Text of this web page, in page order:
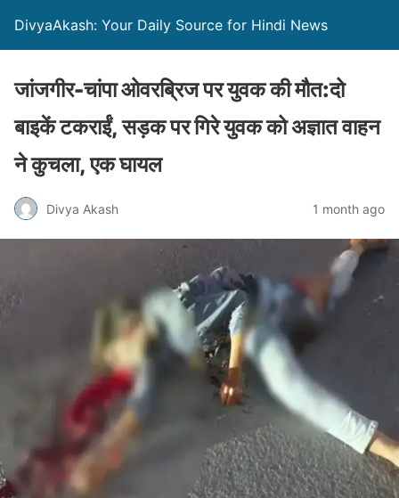
DivyaAkash: Your Daily Source for Hindi News
जांजगीर-चांपा ओवरब्रिज पर युवक की मौत:दो
बाइकें टकराईं, सड़क पर गिरे युवक को अज्ञात वाहन
ने कुचला, एक घायल
Divya Akash 1 month ago